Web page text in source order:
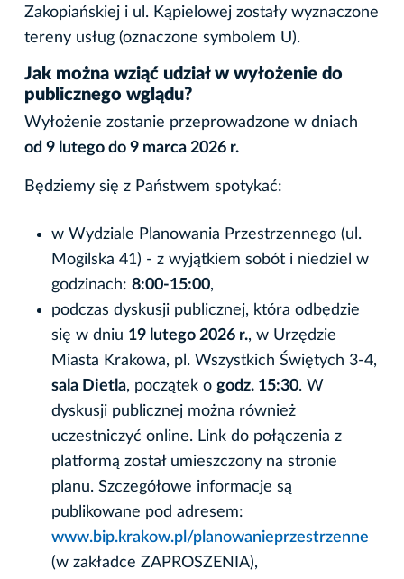
Zakopiańskiej i ul. Kąpielowej zostały wyznaczone
tereny usług (oznaczone symbolem U).
Jak można wziąć udział w wyłożenie do
publicznego wglądu?
Wyłożenie zostanie przeprowadzone w dniach
od 9 lutego do 9 marca 2026 r.
Będziemy się z Państwem spotykać:
w Wydziale Planowania Przestrzennego (ul.
Mogilska 41) - z wyjątkiem sobót i niedziel w
godzinach: 8:00-15:00,
podczas dyskusji publicznej, która odbędzie
się w dniu 19 lutego 2026 r., w Urzędzie
Miasta Krakowa, pl. Wszystkich Świętych 3-4,
sala Dietla, początek o godz. 15:30. W
dyskusji publicznej można również
uczestniczyć online. Link do połączenia z
platformą został umieszczony na stronie
planu. Szczegółowe informacje są
publikowane pod adresem:
www.bip.krakow.pl/planowanieprzestrzenne
(w zakładce ZAPROSZENIA),